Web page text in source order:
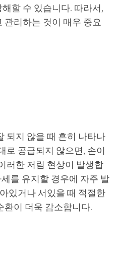
할 수 있습니다. 따라서,
관리하는 것이 매우 중요
되지 않을 때 흔히 나타나
로 공급되지 않으면, 손이
러한 저림 현상이 발생합
를 유지할 경우에 자주 발
있거나 서있을 때 적절한
환이 더욱 감소합니다.